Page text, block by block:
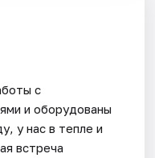
с
и оборудованы
у нас в тепле и
встреча